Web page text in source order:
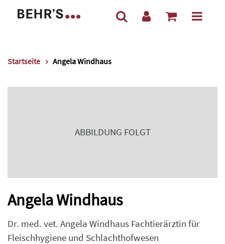
Startseite Angela Windhaus
ABBILDUNG FOLGT
Angela Windhaus
Dr. med. vet. Angela Windhaus Fachtierärztin für
Fleischhygiene und Schlachthofwesen